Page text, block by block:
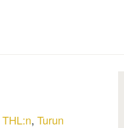
THL:n, Turun